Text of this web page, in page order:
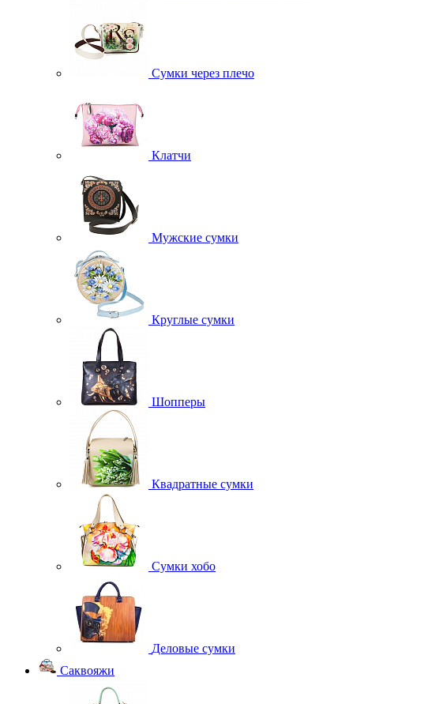
Сумки через плечо
Клатчи
Мужские сумки
Круглые сумки
Шопперы
Квадратные сумки
Сумки хобо
Деловые сумки
Саквояжи